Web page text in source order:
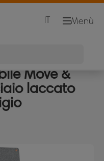
Menù
IT
Move &
laccato